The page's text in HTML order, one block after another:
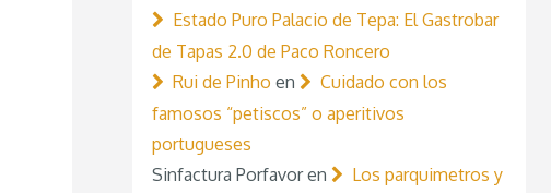
Estado Puro Palacio de Tepa: El Gastrobar
de Tapas 2.0 de Paco Roncero
Rui de Pinho en
Cuidado con los
famosos “petiscos” o aperitivos
portugueses
Sinfactura Porfavoren
Los parquimetros y